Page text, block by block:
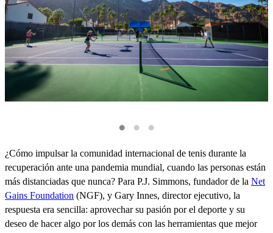
¿Cómo impulsar la comunidad internacional de tenis durante la
recuperación ante una pandemia mundial, cuando las personas están
más distanciadas que nunca? Para P.J. Simmons, fundador de la Net
Gains Foundation (NGF), y Gary Innes, director ejecutivo, la
respuesta era sencilla: aprovechar su pasión por el deporte y su
deseo de hacer algo por los demás con las herramientas que mejor